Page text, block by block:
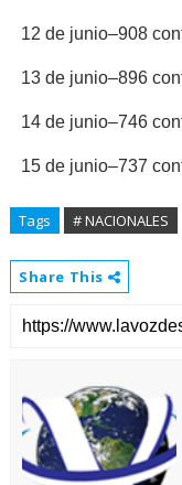
12 de junio–908
13 de junio–896
14 de junio–746
15 de junio–737
Tags # NACIONALES
Share This